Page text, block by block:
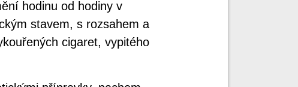
hodinu od hodiny v
stavem, s rozsahem a
cigaret, vypitého